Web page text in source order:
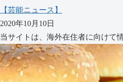
【芸能ニュース】
2020年10月10日
当サイトは、海外在住者に向けて